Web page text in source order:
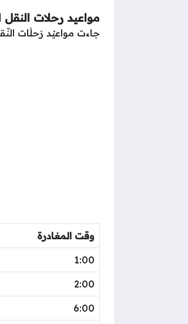
مواعيد رحلات
جاءت مواعيْد رَحلَات
وقت المغادرة
1:00
2:00
6:00